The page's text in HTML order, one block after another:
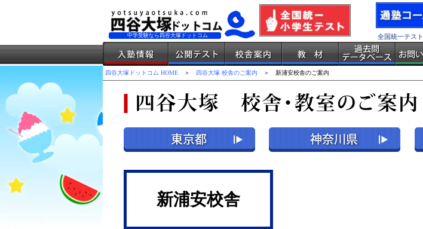
中学受験なら四谷大塚ドットコム 全国統一テスト
四谷大塚ドットコム HOME ＞ 四谷大塚 校舎のご案内 ＞ 新浦安校舎のご案内
新浦安校舎